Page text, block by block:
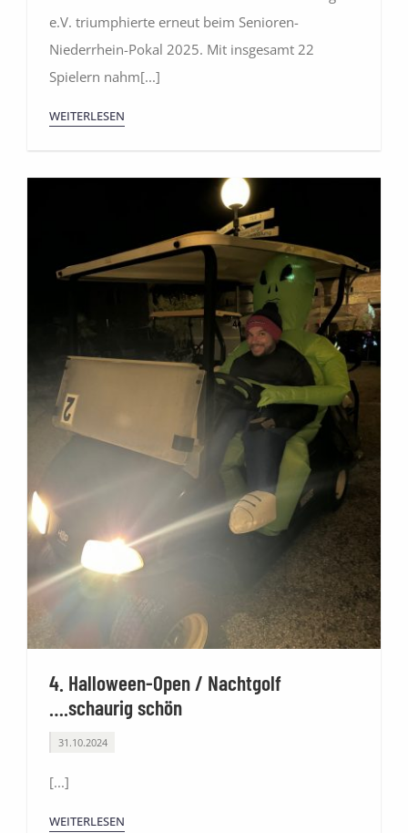
e.V. triumphierte erneut beim Senioren-
Niederrhein-Pokal 2025. Mit insgesamt 22
Spielern nahm[...]
WEITERLESEN
4. Halloween-Open / Nachtgolf
….schaurig schön
31.10.2024
[...]
WEITERLESEN